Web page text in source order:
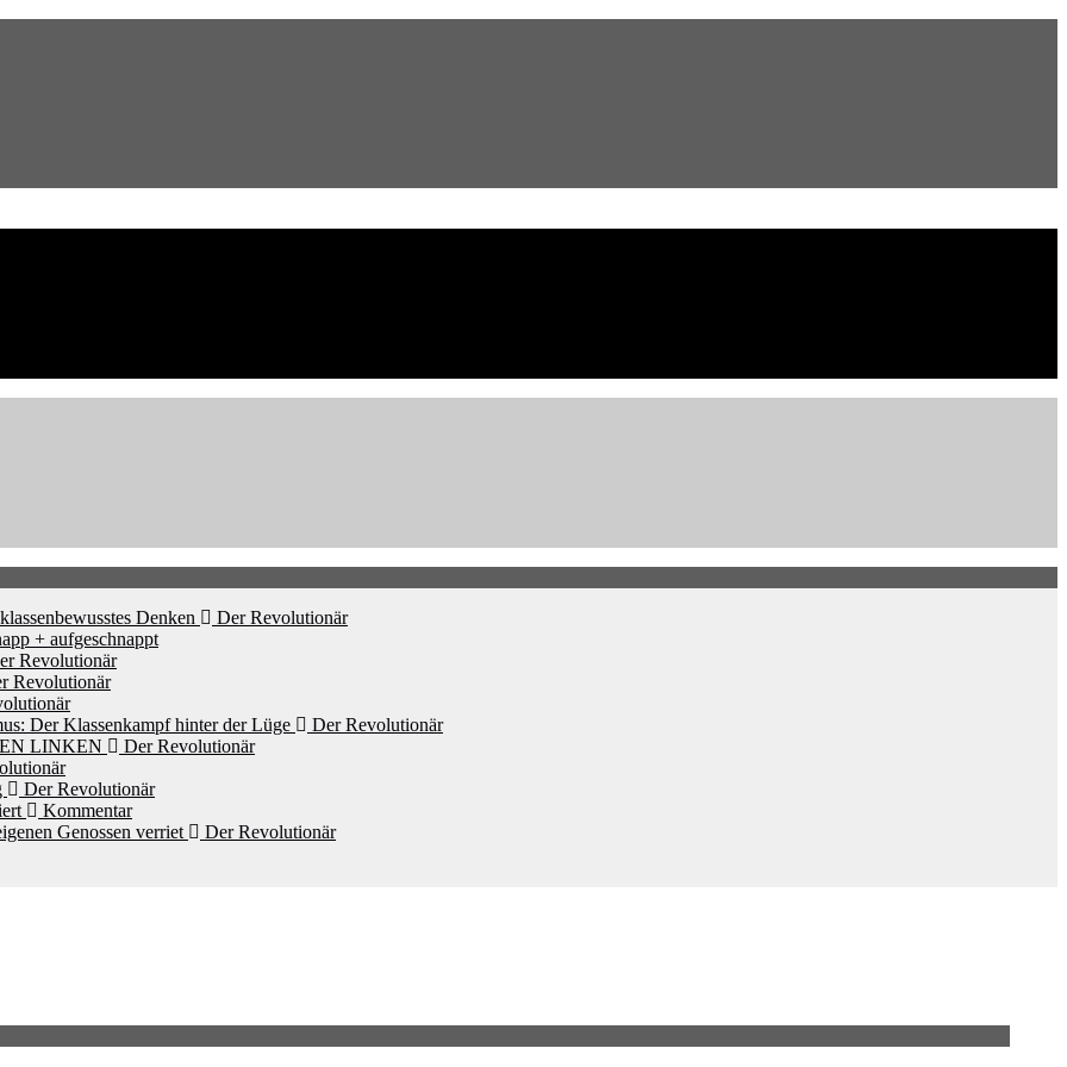
Denken
Der Revolutionär
+ aufgeschnappt
Revolutionär
Revolutionär
Der Klassenkampf hinter der Lüge
Der Revolutionär
LINKEN
Der Revolutionär
Der Revolutionär
Kommentar
Genossen verriet
Der Revolutionär